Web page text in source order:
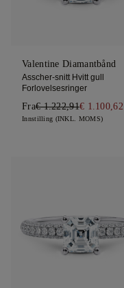
Valentine Diamantbånd
Asscher-snitt Hvitt gull
Forlovelsesringer
Fra€ 1.222,91€ 1.100,62
Innstilling (INKL. MOMS)